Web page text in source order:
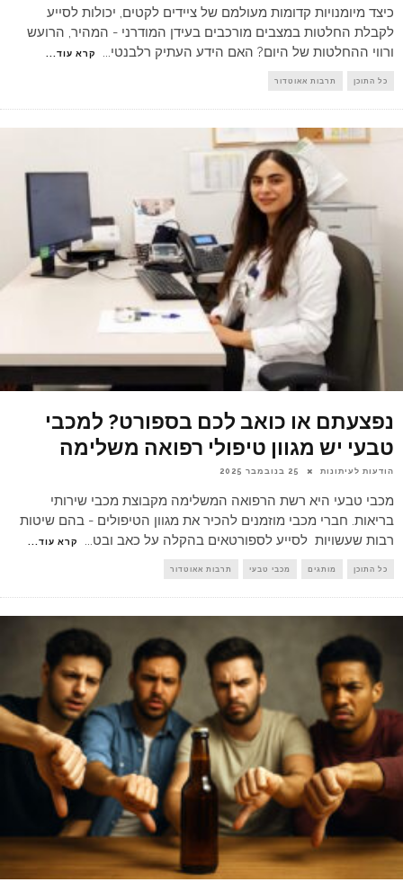
כיצד מיומנויות קדומות מעולמם של ציידים לקטים, יכולות לסייע
לקבלת החלטות במצבים מורכבים בעידן המודרני - המהיר, הרועש
ורווי ההחלטות של היום? האם הידע העתיק רלבנטי... קרא עוד...
כל התוכן תרבות אאוטדור
נפצעתם או כואב לכם בספורט? למכבי
טבעי יש מגוון טיפולי רפואה משלימה
הודעות לעיתונות 25 בנובמבר 2025
מכבי טבעי היא רשת הרפואה המשלימה מקבוצת מכבי שירותי
בריאות. חברי מכבי מוזמנים להכיר את מגוון הטיפולים - בהם שיטות
רבות שעשויות לסייע לספורטאים בהקלה על כאב ובט... קרא עוד...
כל התוכן מותגים מכבי טבעי תרבות אאוטדור